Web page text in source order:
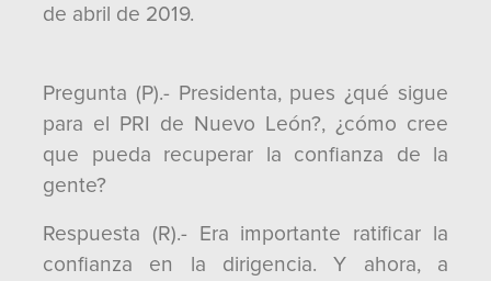
de abril de 2019.
Pregunta (P).- Presidenta, pues ¿qué sigue
para el PRI de Nuevo León?, ¿cómo cree
que pueda recuperar la confianza de la
gente?
Respuesta (R).- Era importante ratificar la
confianza en la dirigencia. Y ahora, a